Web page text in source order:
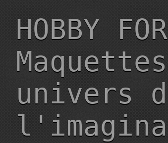
HOBBY
univers